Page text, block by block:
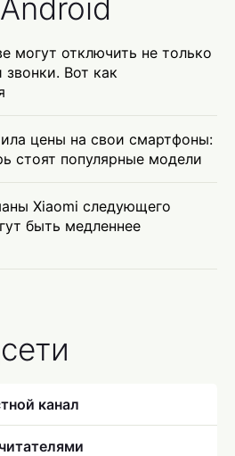
могут отключить не только
звонки. Вот как
цены на свои смартфоны:
стоят популярные модели
Xiaomi следующего
быть медленнее
канал